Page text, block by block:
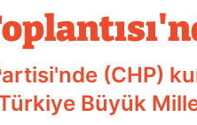
(CHP)
Büyük